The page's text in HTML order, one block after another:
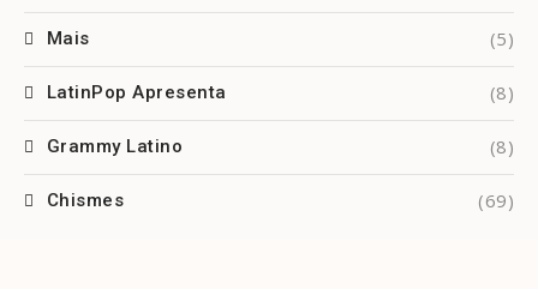
Mais (5)
LatinPop Apresenta (8)
Grammy Latino (8)
Chismes (69)